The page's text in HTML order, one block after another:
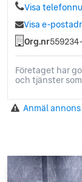
Visa
Visa e-
Org.nr
Företaget har
och tjänster
Anmäl annons